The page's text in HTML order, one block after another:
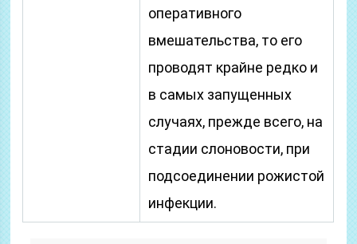
оперативного
вмешательства, то его
проводят крайне редко и
в самых запущенных
случаях, прежде всего, на
стадии слоновости, при
подсоединении рожистой
инфекции.